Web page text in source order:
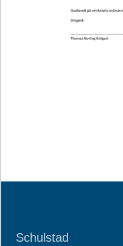
Schulstad